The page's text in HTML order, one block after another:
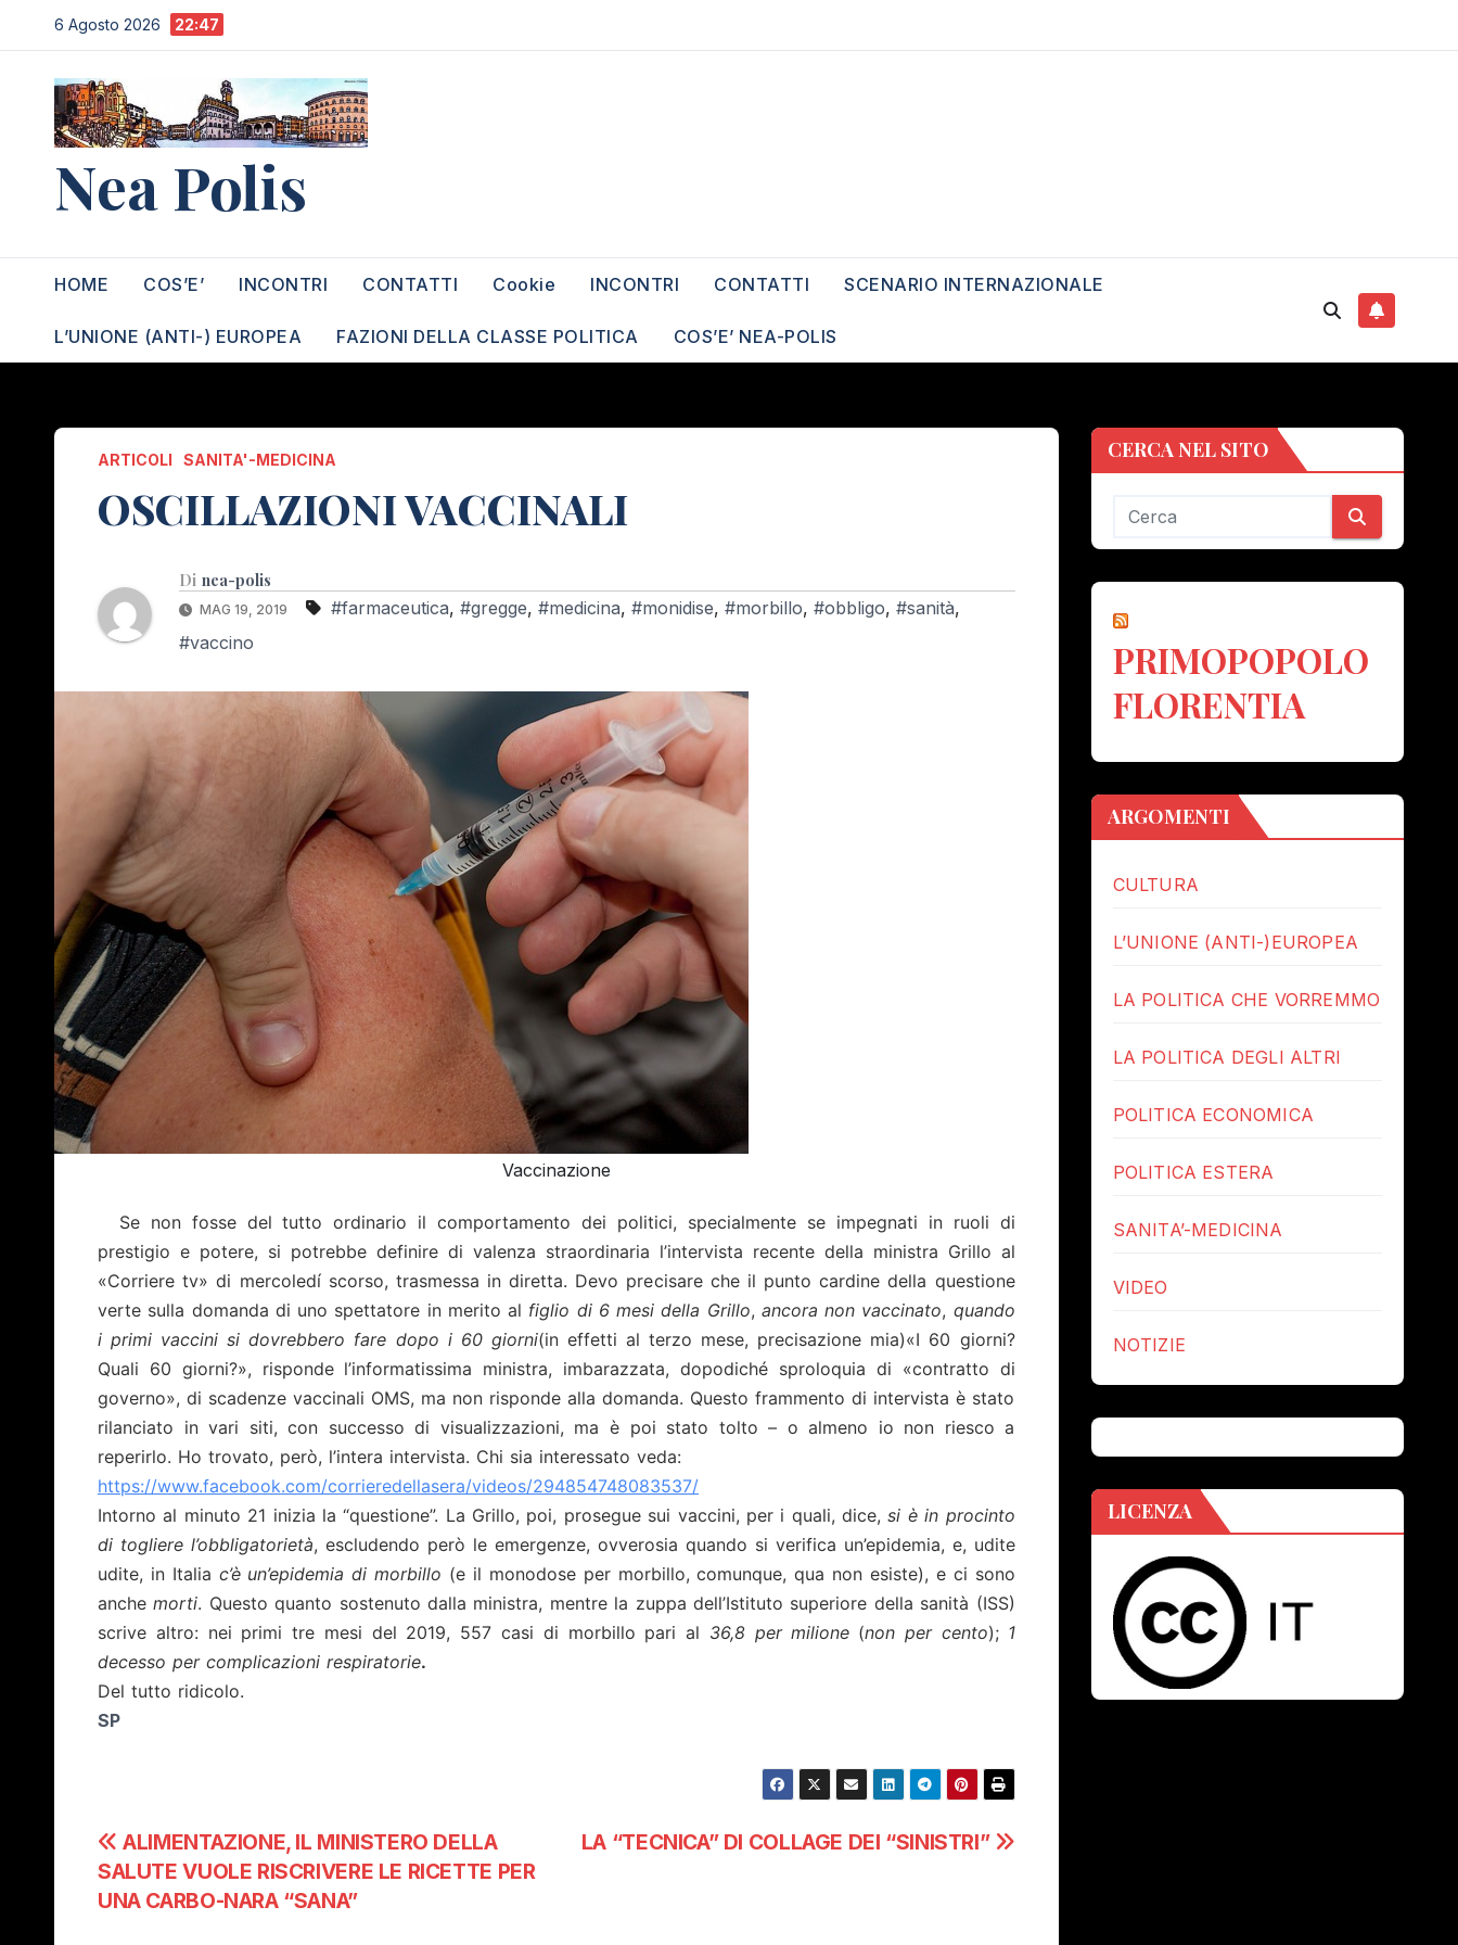
al
contenuto
6 Agosto 2026 22:47
Nea Polis
HOME COS’E’ INCONTRI CONTATTI Cookie INCONTRI CONTATTI SCENARIO INTERNAZIONALE
L’UNIONE (ANTI-) EUROPEA FAZIONI DELLA CLASSE POLITICA COS’E’ NEA-POLIS
ARTICOLI SANITA'-MEDICINA
OSCILLAZIONI VACCINALI
Di nea-polis
MAG 19, 2019 #farmaceutica, #gregge, #medicina, #monidise, #morbillo, #obbligo, #sanità,
#vaccino
Vaccinazione
Se non fosse del tutto ordinario il comportamento dei politici, specialmente se impegnati in ruoli di
prestigio e potere, si potrebbe definire di valenza straordinaria l’intervista recente della ministra Grillo al
«Corriere tv» di mercoledí scorso, trasmessa in diretta. Devo precisare che il punto cardine della questione
verte sulla domanda di uno spettatore in merito al figlio di 6 mesi della Grillo, ancora non vaccinato, quando
i primi vaccini si dovrebbero fare dopo i 60 giorni(in effetti al terzo mese, precisazione mia)«I 60 giorni?
Quali 60 giorni?», risponde l’informatissima ministra, imbarazzata, dopodiché sproloquia di «contratto di
governo», di scadenze vaccinali OMS, ma non risponde alla domanda. Questo frammento di intervista è stato
rilanciato in vari siti, con successo di visualizzazioni, ma è poi stato tolto – o almeno io non riesco a
reperirlo. Ho trovato, però, l’intera intervista. Chi sia interessato veda:
https://www.facebook.com/corrieredellasera/videos/294854748083537/
Intorno al minuto 21 inizia la “questione”. La Grillo, poi, prosegue sui vaccini, per i quali, dice, si è in procinto
di togliere l’obbligatorietà, escludendo però le emergenze, ovverosia quando si verifica un’epidemia, e, udite
udite, in Italia c’è un’epidemia di morbillo (e il monodose per morbillo, comunque, qua non esiste), e ci sono
anche morti. Questo quanto sostenuto dalla ministra, mentre la zuppa dell’Istituto superiore della sanità (ISS)
scrive altro: nei primi tre mesi del 2019, 557 casi di morbillo pari al 36,8 per milione (non per cento); 1
decesso per complicazioni respiratorie.
Del tutto ridicolo.
SP
Navigazione
articoli
LA “TECNICA” DI COLLAGE DEI “SINISTRI”
ALIMENTAZIONE, IL MINISTERO DELLA
SALUTE VUOLE RISCRIVERE LE RICETTE PER
UNA CARBO-NARA “SANA”
CERCA NEL SITO
PRIMOPOPOLO
FLORENTIA
ARGOMENTI
CULTURA
L’UNIONE (ANTI-)EUROPEA
LA POLITICA CHE VORREMMO
LA POLITICA DEGLI ALTRI
POLITICA ECONOMICA
POLITICA ESTERA
SANITA’-MEDICINA
VIDEO
NOTIZIE
LICENZA